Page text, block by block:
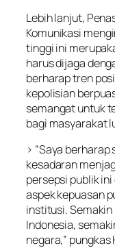
Lebih lanjut,
Komunikasi
tinggi ini
harus dijaga
berharap tren
kepolisian
semangat untuk
bagi masyarakat
> “Saya
kesadaran
persepsi publik
aspek kepuasan
institusi. Semakin
Indonesia,
negara,” pungkas